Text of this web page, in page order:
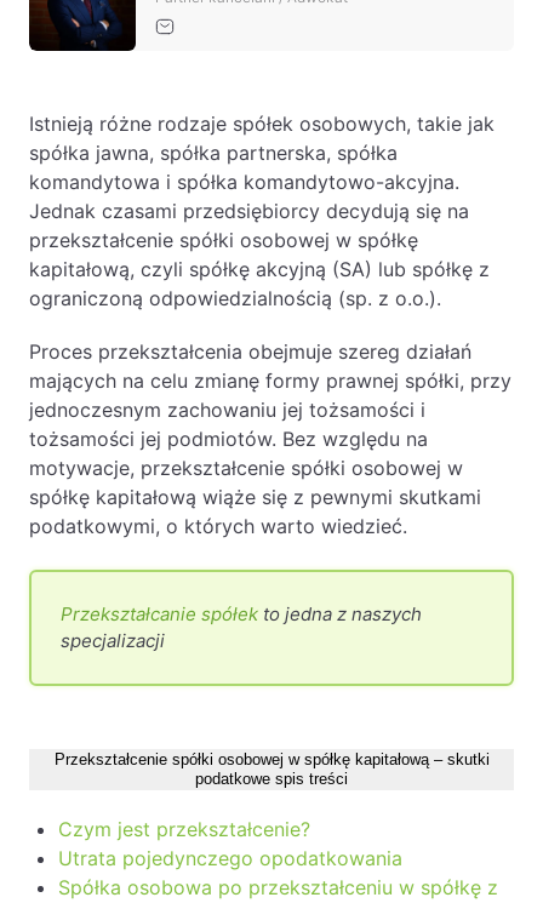
Baza wiedzy
Ochrona majątku
Planowanie podatkowe
Restrukturyzacje
Spółki zagraniczne – wsparcie
przedsiębiorców poza granicami RP
Obsługa korporacyjna
Bieżące doradztwo prawne
Bieżące doradztwo prawne dla spółek z
branży IT
Doradztwo podatkowe
Likwidacje i upadłości spółek
Modelowanie i optymalizacja działalności IT
Rejestracja spółek prawa handlowego
Legalizacja pobytu i pracy cudzoziemców
Księgowość
Istnieją różne rodzaje spółek osobowych, takie jak
spółka jawna, spółka partnerska, spółka
komandytowa i spółka komandytowo-akcyjna.
Jednak czasami przedsiębiorcy decydują się na
przekształcenie spółki osobowej w spółkę
kapitałową, czyli spółkę akcyjną (SA) lub spółkę z
ograniczoną odpowiedzialnością (sp. z o.o.).
Proces przekształcenia obejmuje szereg działań
mających na celu zmianę formy prawnej spółki, przy
jednoczesnym zachowaniu jej tożsamości i
tożsamości jej podmiotów. Bez względu na
motywacje, przekształcenie spółki osobowej w
spółkę kapitałową wiąże się z pewnymi skutkami
podatkowymi, o których warto wiedzieć.
Przekształcanie spółek to jedna z naszych
specjalizacji
Przekształcenie spółki osobowej w spółkę kapitałową – skutki
podatkowe spis treści
Czym jest przekształcenie?
Utrata pojedynczego opodatkowania
Spółka osobowa po przekształceniu w spółkę z